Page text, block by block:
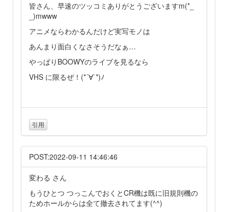
皆さん、早速のツッコミありがとうございますm(*_
_)mwww
アニメならわかるんだけど実写モノは
あんまり面白くなさそうだなぁ…
やっぱりBOOWYのライブを見るなら
VHS に限るぜ！(*´∀`*)ﾉ
引用
POST:2022-09-11 14:46:46
変わる さん
もうひとつ つっこんでおくとCR機は既に旧規則機の
ためホールからは全て撤去されてます(^^)